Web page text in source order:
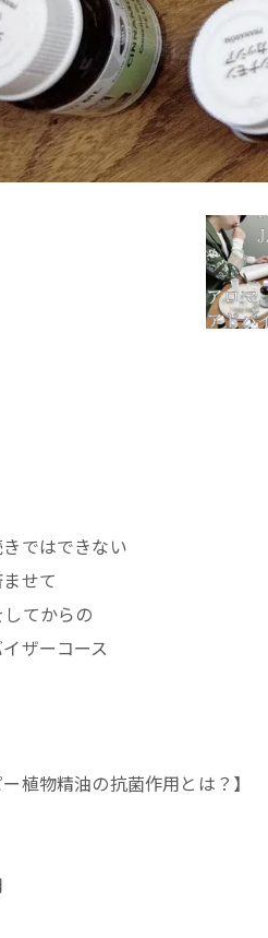
ではできない
せて
てからの
ザーコース
ー植物精油の抗菌作用とは？】